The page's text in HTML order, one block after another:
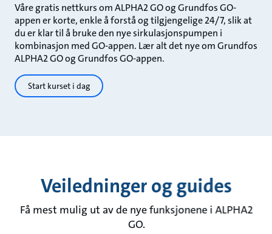
Våre gratis nettkurs om ALPHA2 GO og Grundfos GO-
appen er korte, enkle å forstå og tilgjengelige 24/7, slik at
du er klar til å bruke den nye sirkulasjonspumpen i
kombinasjon med GO-appen. Lær alt det nye om Grundfos
ALPHA2 GO og Grundfos GO-appen.
Start kurset i dag
Veiledninger og guides
Få mest mulig ut av de nye funksjonene i ALPHA2
GO.